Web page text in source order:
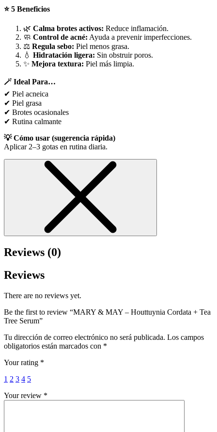
⭐ 5 Beneficios
🌿 Calma brotes activos: Reduce inflamación.
🧼 Control de acné: Ayuda a prevenir imperfecciones.
⚖️ Regula sebo: Piel menos grasa.
💧 Hidratación ligera: Sin obstruir poros.
✨ Mejora textura: Piel más limpia.
🪄 Ideal Para…
✔ Piel acneica
✔ Piel grasa
✔ Brotes ocasionales
✔ Rutina calmante
💡 Cómo usar (sugerencia rápida)
Aplicar 2–3 gotas en rutina diaria.
Reviews (0)
Reviews
There are no reviews yet.
Be the first to review “MARY & MAY – Houttuynia Cordata + Tea
Tree Serum”
Tu dirección de correo electrónico no será publicada. Los campos
obligatorios están marcados con *
Your rating *
1 2 3 4 5
Your review *